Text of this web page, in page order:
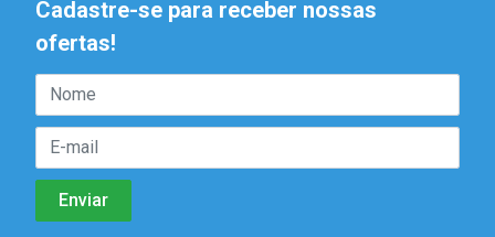
Cadastre-se para receber nossas
ofertas!